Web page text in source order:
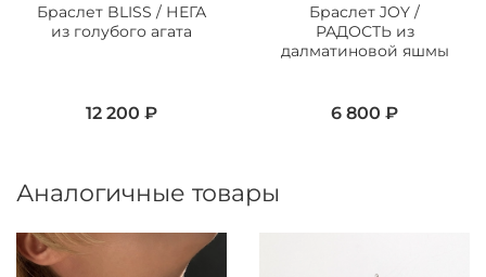
Браслет BLISS / НЕГА
из голубого агата
12 200 ₽
Браслет JOY /
РАДОСТЬ из
далматиновой яшмы
6 800 ₽
Аналогичные товары